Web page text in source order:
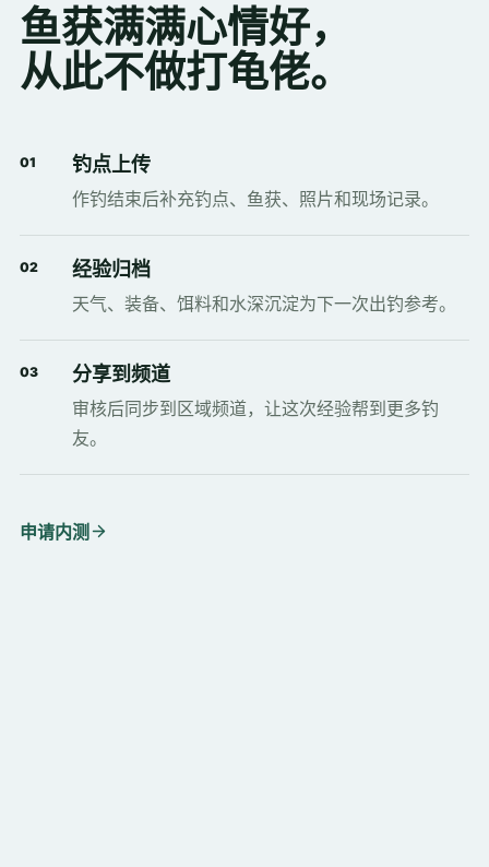
鱼获满满心情好，
从此不做打龟佬。
01 钓点上传
作钓结束后补充钓点、鱼获、照片和现场记录。
02 经验归档
天气、装备、饵料和水深沉淀为下一次出钓参考。
03 分享到频道
审核后同步到区域频道，让这次经验帮到更多钓
友。
申请内测